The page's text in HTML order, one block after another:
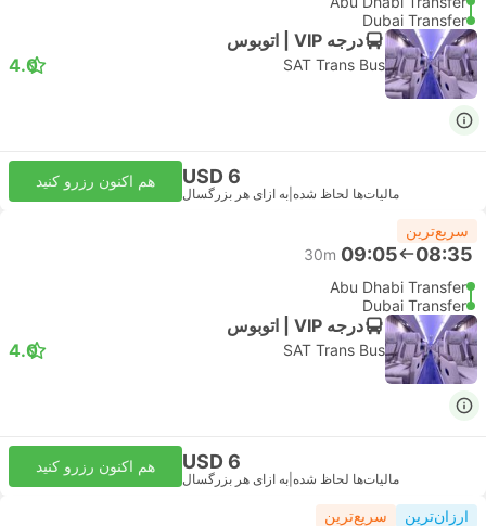
Dubai Transfer
درجه VIP | اتوبوس
SAT Trans Bus
4.0
USD 6
مالیات‌ها لحاظ شده به ازای هر بزرگسال
هم اکنون رزرو کنید
سریع‌ترین
08:35
09:05
30m
Abu Dhabi Transfer
Dubai Transfer
درجه VIP | اتوبوس
SAT Trans Bus
4.0
USD 6
مالیات‌ها لحاظ شده به ازای هر بزرگسال
هم اکنون رزرو کنید
ارزان‌ترین سریع‌ترین